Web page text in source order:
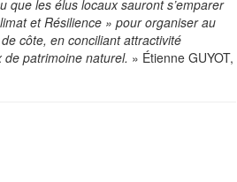
que les élus locaux sauront s’emparer
et Résilience » pour organiser au
côte, en conciliant attractivité
patrimoine naturel. » Étienne GUYOT,